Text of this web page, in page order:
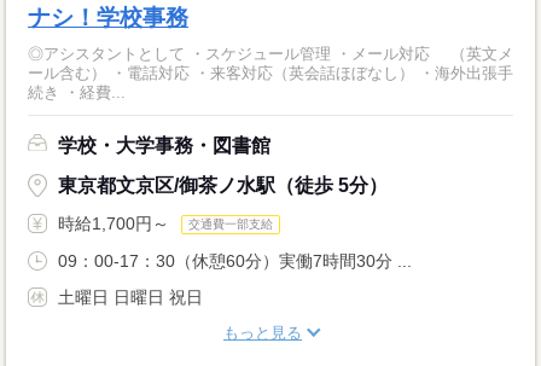
ナシ！学校事務
◎アシスタントとして ・スケジュール管理 ・メール対応 （英文メ
ール含む） ・電話対応 ・来客対応（英会話ほぼなし） ・海外出張手
続き ・経費...
学校・大学事務・図書館
東京都文京区/御茶ノ水駅（徒歩 5分）
時給1,700円～ 交通費一部支給
09：00-17：30（休憩60分）実働7時間30分 ...
土曜日 日曜日 祝日
もっと見る